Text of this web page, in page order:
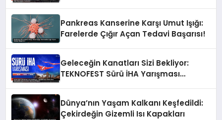
Pankreas Kanserine Karşı Umut Işığı:
Farelerde Çığır Açan Tedavi Başarısı!
Geleceğin Kanatları Sizi Bekliyor:
TEKNOFEST Sürü İHA Yarışması
Dünya’nın Yaşam Kalkanı Keşfedildi:
Çekirdeğin Gizemli Isı Kapakları